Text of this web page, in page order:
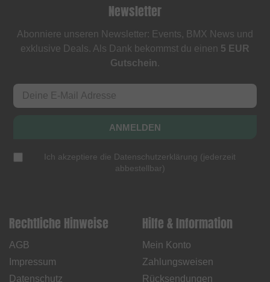
Newsletter
Abonniere unseren Newsletter: Events, BMX News und
exklusive Deals. Als Dank bekommst du einen 5 EUR
Gutschein.
ANMELDEN
Ich akzeptiere die Datenschutzerklärung (jederzeit
abbestellbar)
Rechtliche Hinweise
AGB
Impressum
Datenschutz
Hilfe & Information
Mein Konto
Zahlungsweisen
Rücksendungen